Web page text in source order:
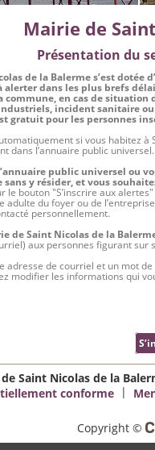
Mairie de
Présentation du
de la Balermes’est dotée
alerter dans les plus brefs
en cas de situation
incident sanitaire
gratuit pour les personnes
si vous habitez à
dans l’annuaire public universel.
public universel ou
sans y résider, et vous
le bouton "S’inscrire aux
adulte du foyer ou de
personnellement.
de Saint Nicolas de la
aux personnes figurant sur
adresse de courriel et un mot
modifier les informations qui
Saint Nicolas de la
conforme|
Copyright ©